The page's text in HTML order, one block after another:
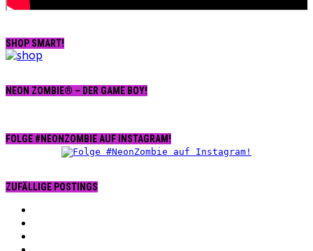
SHOP SMART!
NEON ZOMBIE® – DER GAME BOY!
FOLGE #NEONZOMBIE AUF INSTAGRAM!
ZUFÄLLIGE POSTINGS